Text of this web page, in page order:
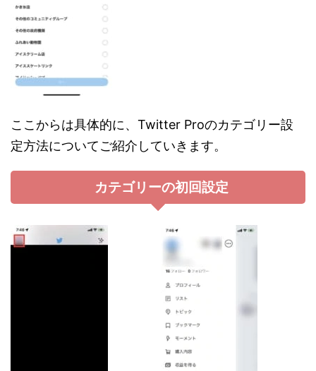
ここからは具体的に、Twitter Proのカテゴリー設
定方法についてご紹介していきます。
カテゴリーの初回設定